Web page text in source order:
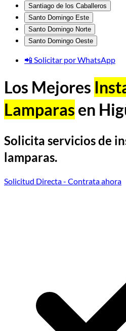
Santiago de los Caballeros
Santo Domingo Este
Santo Domingo Norte
Santo Domingo Oeste
📲 Solicitar por WhatsApp
Los Mejores
Lamparas en
Solicita servicios de
lamparas.
Solicitud Directa- Contrata ahora